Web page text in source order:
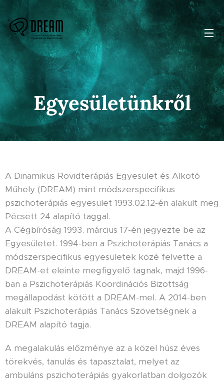
Egyesületünkről
A Dinamikus Rövidterápiás Egyesület és Alkotó
Műhely (DREAM) mint módszerspecifikus
pszichoterápiás egyesület 1993.02.12-én alakult meg
Pécsett 24 alapító taggal.
A Cégbíróság 1993. március 17-én jegyezte be az
Egyesületet. 1994-ben a Pszichoterápiás Tanács a
módszerspecifikus egyesületek közé felvette a
DREAM-et eleinte megfigyelő tagnak, majd 1996-
ban a Pszichoterápiás Koordinációs Bizottság
megállapodást kötött a DREAM-mel. A 2014-ben
alakult Pszichoterápiás Tanács Szövetségnek a
DREAM alapító tagja.
A megalakulás előzménye az a közel húsz éves
törekvés, tanulás és tapasztalat, melyet az
ambuláns pszichoterápiás gyakorlatban dolgozók